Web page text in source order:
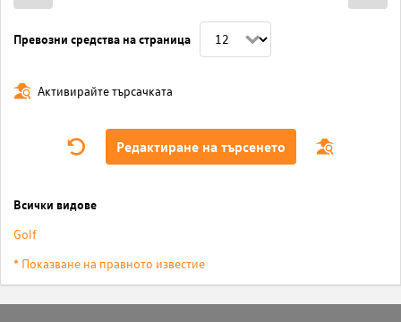
Превозни средства на страница
Активирайте търсачката
Редактиране на търсенето
Всички видове
Golf
* Показване на правното известие